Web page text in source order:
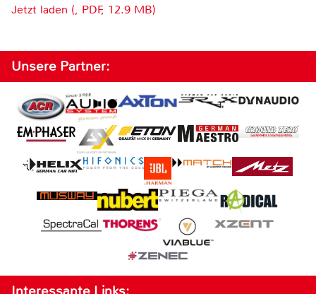
Jetzt laden (, PDF, 12.9 MB)
Unsere Partner: